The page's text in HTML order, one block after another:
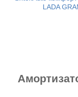
LADA